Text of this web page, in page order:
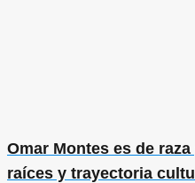
Omar Montes es de
raíces y trayectoria